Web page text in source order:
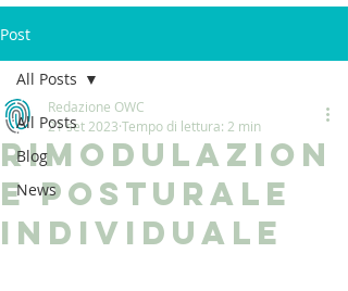
Post
All Posts
Blog
News
All Posts
Rimodulazion
e Posturale
Individuale
Redazione OWC
21 set 2023 Tempo di lettura: 2 min